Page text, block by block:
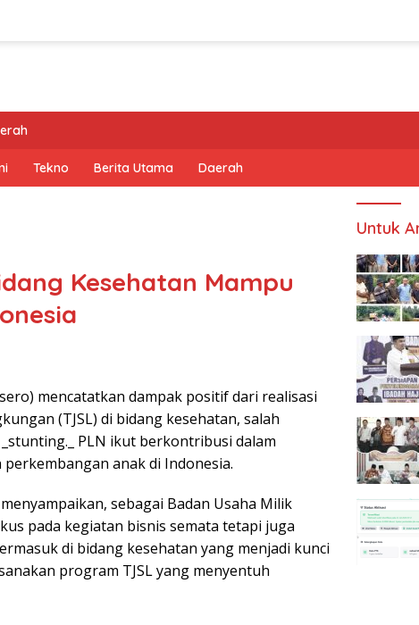
Tekno Berita Utama Daerah
Kesehatan Mampu
mencatatkan dampak positif dari realisasi
(TJSL) di bidang kesehatan, salah
PLN ikut berkontribusi dalam
anak di Indonesia.
sebagai Badan Usaha Milik
pada kegiatan bisnis semata tetapi juga
di bidang kesehatan yang menjadi kunci
program TJSL yang menyentuh
Untuk